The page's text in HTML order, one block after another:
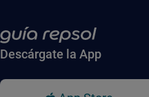
Descárgate la App